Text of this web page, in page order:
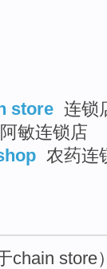
store 连锁
阿敏连锁店
农药连
chain store